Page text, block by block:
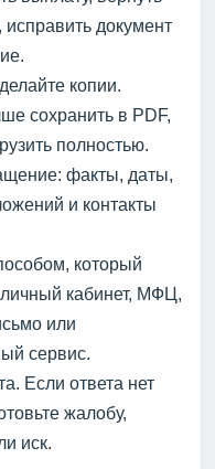
документ
копии.
сохранить в PDF,
полностью.
факты, даты,
и контакты
который
кабинет, МФЦ,
или
сервис.
Если ответа нет
жалобу,
иск.